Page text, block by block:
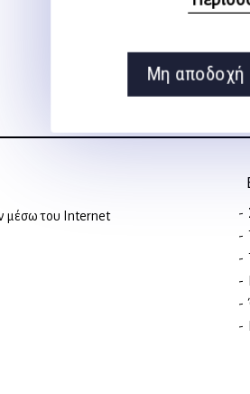
Μη αποδοχή
μέσω του Internet